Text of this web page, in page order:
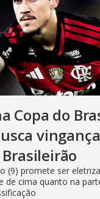
Copa do
(9) promete ser
de cima quanto na